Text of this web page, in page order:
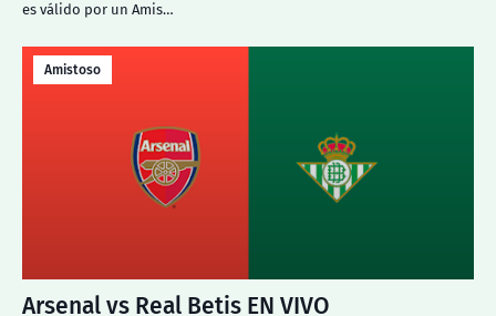
es válido por un Amis…
Amistoso
Arsenal vs Real Betis EN VIVO